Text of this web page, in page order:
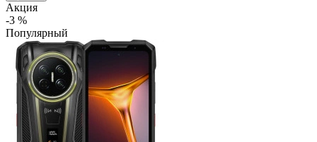
Акция
-3 %
Популярный